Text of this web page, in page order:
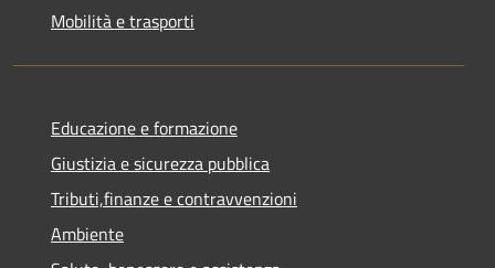
Mobilità e trasporti
Educazione e formazione
Giustizia e sicurezza pubblica
Tributi,finanze e contravvenzioni
Ambiente